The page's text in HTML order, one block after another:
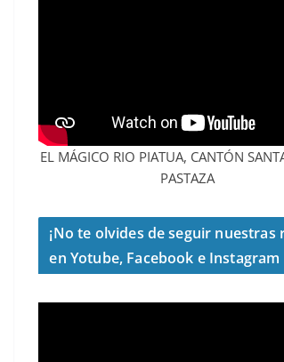
EL MÁGICO RIO PIATUA, CANTÓN
PASTAZA
¡No te olvides de seguir nuestras
en Yotube, Facebook e Instagram